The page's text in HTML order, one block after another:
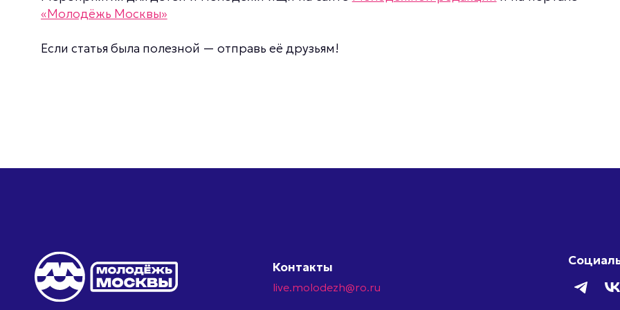
«Молодёжь Москвы»
Если статья была полезной — отправь её друзьям!
Контакты
live.molodezh@ro.ru